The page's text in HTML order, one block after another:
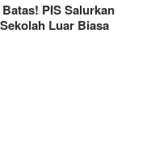
PIS Salurkan
Luar Biasa